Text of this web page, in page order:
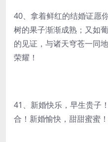
40、拿着鲜红的结婚证愿
树的果子渐渐成熟；又如
的见证，与诸天穹苍一同
荣耀！
41、新婚快乐，早生贵子
合！新婚愉快，甜甜蜜蜜